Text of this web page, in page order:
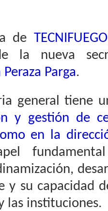
de
la nueva
Parga.
general tiene
y gestión de
en la
y su capacidad
las instituciones.